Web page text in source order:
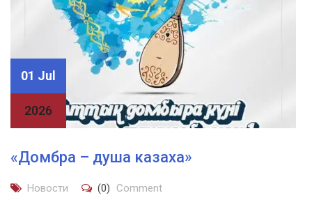
01 Jul
2026
«Домбра – душа казаха»
Новости (0) Comment